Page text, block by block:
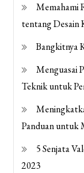
Memahami
tentang Desain
Bangkitnya
Menguasai
Teknik untuk
Panduan untuk
5 Senjata
2023